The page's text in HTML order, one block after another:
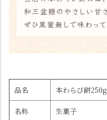
品名 本わらび餅250g
名称 生菓子